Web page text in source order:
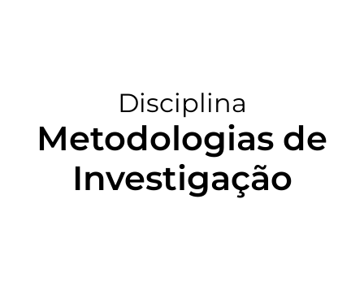
Disciplina
Metodologias de
Investigação